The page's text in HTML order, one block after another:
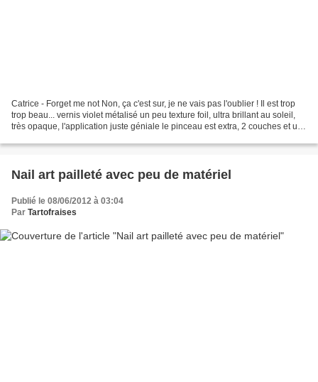
Catrice - Forget me not Non, ça c'est sur, je ne vais pas l'oublier ! Il est trop
trop beau... vernis violet métalisé un peu texture foil, ultra brillant au soleil,
très opaque, l'application juste géniale le pinceau est extra, 2 couches et un
Nail art pailleté avec peu de matériel
Publié le 08/06/2012 à 03:04
Par Tartofraises